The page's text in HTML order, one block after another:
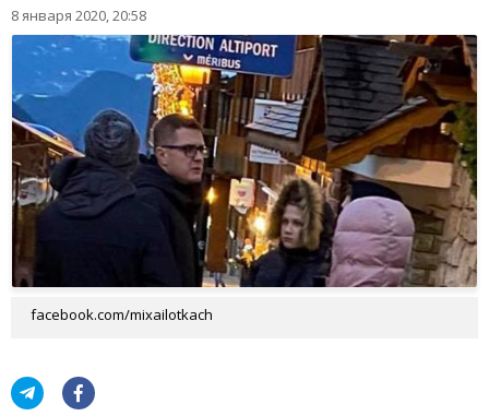
8 января 2020, 20:58
facebook.com/mixailotkach